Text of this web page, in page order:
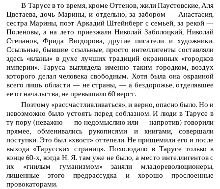
В Тарусе в то время, кроме Оттенов, жили Паустовские, Аля
Цветаева, дочь Марины, и отдельно, за забором — Анастасия,
сестра Марины, поэт Аркадий Штейнберг с семьей, за рекой —
Поленовы, а на лето приезжали Николай Заболоцкий, Николай
Степанов, Фрида Вигдорова, другие писатели и художники.
Ссыльные, бывшие ссыльные, просто интеллигенты составляли
здесь «кланы» в духе лучших традиций окраинных «городков
империи». Таруса выглядела именно таким городком, воздух
которого делал человека свободным. Хотя была она окраиной
всего лишь области — не страны, — а бездорожье, отделявшее
ее от начальства, не превышало 60 верст.
Поэтому «рассчастливливаться», и верно, опасно было. Но и
невозможно было устоять перед соблазном. И люди в Тарусе в
ту пору (неважно — по недомыслию или — напротив) говорили
прямее, обменивались рукописями и книгами, совершали
поступки. Это был «хвост» оттепели. Не прищемили его и после
выхода «Тарусских страниц». Похолодало в Тарусе только в
конце 60-х, когда Н. Я. там уже не было, а место интеллигентов с
их «гнилым гуманизмом» заняли младореволюционеры,
лишенные этого предрассудка и хорошо прослоенные
провокаторами.